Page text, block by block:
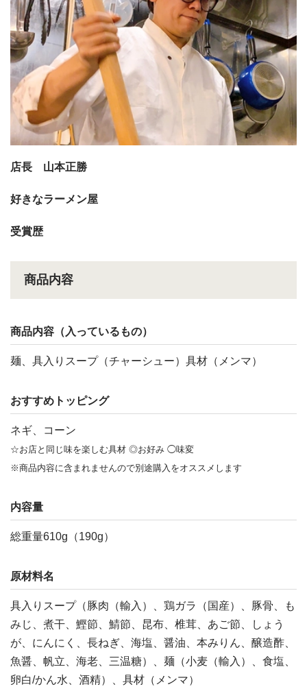
店長 山本正勝
好きなラーメン屋
受賞歴
商品内容
商品内容（入っているもの）
麺、具入りスープ（チャーシュー）具材（メンマ）
おすすめトッピング
ネギ、コーン
☆お店と同じ味を楽しむ具材 ◎お好み ◯味変
※商品内容に含まれませんので別途購入をオススメします
内容量
総重量610g（190g）
原材料名
具入りスープ（豚肉（輸入）、鶏ガラ（国産）、豚骨、も
みじ、煮干、鰹節、鯖節、昆布、椎茸、あご節、しょう
が、にんにく、長ねぎ、海塩、醤油、本みりん、醸造酢、
魚醤、帆立、海老、三温糖）、麺（小麦（輸入）、食塩、
卵白/かん水、酒精）、具材（メンマ）